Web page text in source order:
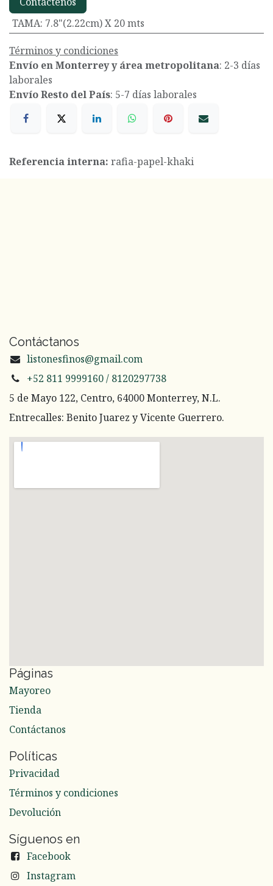
TAMA: 7.8"(2.22cm) X 20 mts
Términos y condiciones
Envío en Monterrey y área metropolitana: 2-3 días
laborales
Envío Resto del País: 5-7 días laborales
Referencia interna: rafia-papel-khaki
Contáctanos
listonesfinos@gmail.com
+52 811 9999160 / 8120297738
5 de Mayo 122, Centro, 64000 Monterrey, N.L.
Entrecalles: Benito Juarez y Vicente Guerrero.
Páginas
Mayoreo
Tienda
Contáctanos
Políticas
Privacidad
Términos y condiciones
Devolución
Síguenos en
Facebook
Instagram